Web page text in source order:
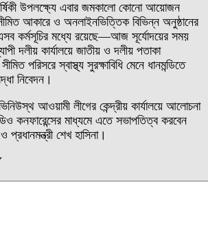
উপলক্ষ্যে এবার জমকালো কোনো আয়োজন
আকারে ও অনলাইনভিত্তিক বিভিন্ন অনুষ্ঠানের
কর্মসূচির মধ্যে রয়েছে—আজ সূর্যোদয়ের সময়
দলীয় কার্যালয়ে জাতীয় ও দলীয় পতাকা
পরিসরে স্বাস্থ্য সুরক্ষাবিধি মেনে ধানমন্ডিতে
নিবেদন।
আওয়ামী লীগের কেন্দ্রীয় কার্যালয়ে আলোচনা
কনফারেন্সের মাধ্যমে এতে সভাপতিত্ব করবেন
শেখ হাসিনা।